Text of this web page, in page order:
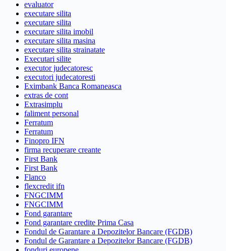
evaluator
executare silita
executare silita
executare silita imobil
executare silita masina
executare silita strainatate
Executari silite
executor judecatoresc
executori judecatoresti
Eximbank Banca Romaneasca
extras de cont
Extrasimplu
faliment personal
Ferratum
Ferratum
Finopro IFN
firma recuperare creante
First Bank
First Bank
Flanco
flexcredit ifn
FNGCIMM
FNGCIMM
Fond garantare
Fond garantare credite Prima Casa
Fondul de Garantare a Depozitelor Bancare (FGDB)
Fondul de Garantare a Depozitelor Bancare (FGDB)